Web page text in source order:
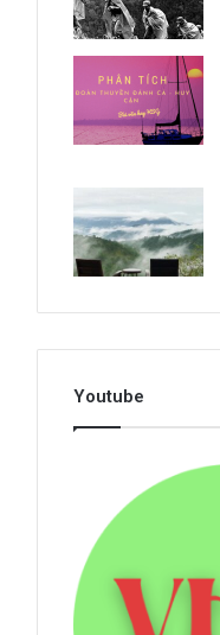
Youtube